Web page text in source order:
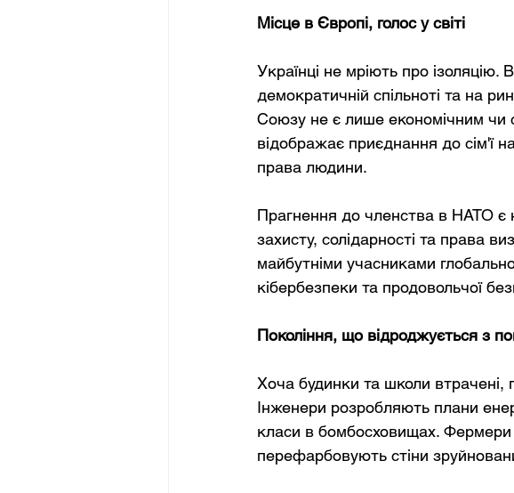
Місце в Європі, голос у світі
Українці не мріють про ізоляцію.
демократичній спільноті та на
Союзу не є лише економічним чи
відображає приєднання до сім'ї
права людини.
Прагнення до членства в НАТО є
захисту, солідарності та права
майбутніми учасниками
кібербезпеки та продовольчої
Покоління, що відроджується з
Хоча будинки та школи втрачені,
Інженери розробляють плани
класи в бомбосховищах.
перефарбовують стіни